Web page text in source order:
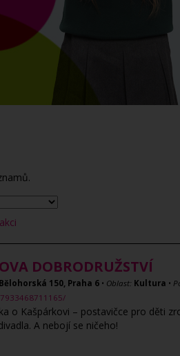
DOBRODRUŽSTVÍ
150, Praha 6 • Oblast: Kultura •
o Kašpárkovi – postavičce pro děti
A nebojí se ničeho!